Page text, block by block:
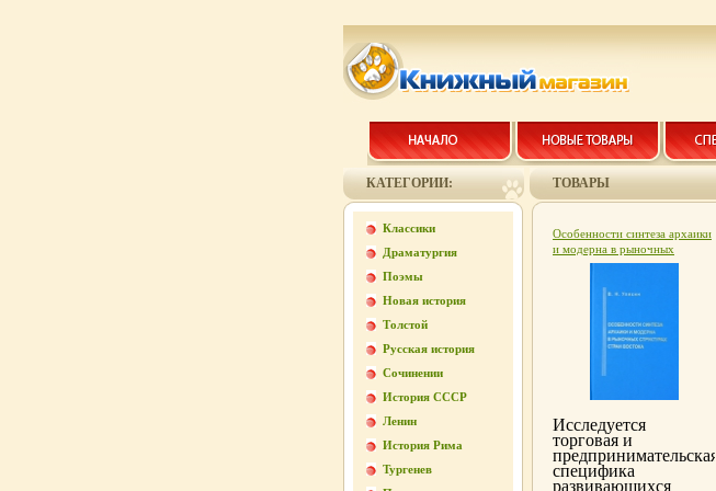
КАТЕГОРИИ:
Классики
Драматургия
Поэмы
Новая история
Толстой
Русская история
Сочинении
История СССР
Ленин
История Рима
Тургенев
ТОВАРЫ
Особенности синтеза архаики
и модерна в рыночных
структурах стран Востока
Издательство: Институт
Твердый переплет, 368 стр
ISBN 5-89282-249-4 инфо
Исследуется
торговая и
предпринимательская
специфика
развивающихся